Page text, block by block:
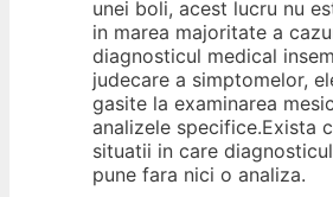
unei boli, acest lucru nu
in marea majoritate a
diagnosticul medical
judecare a simptomelor,
gasite la examinarea
analizele specifice.Exista
situatii in care
pune fara nici o analiza.